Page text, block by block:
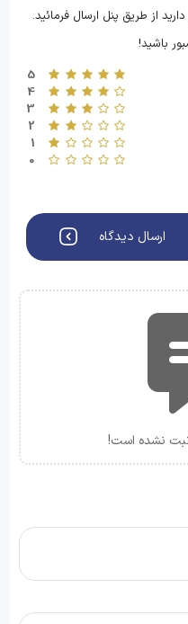
از طریق پنل ارسال فرمائید.
باشید!
5
4
3
2
1
0
ارسال دیدگاه
نشده است!